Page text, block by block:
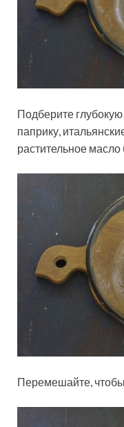
Подберите
паприку,
растительное масло
Перемешайте, чтобы